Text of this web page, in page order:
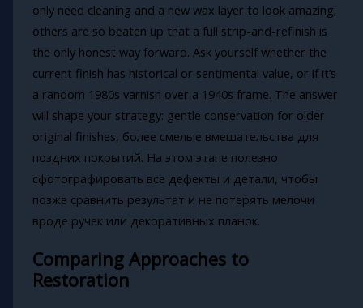
only need cleaning and a new wax layer to look amazing;
others are so beaten up that a full strip-and-refinish is
the only honest way forward. Ask yourself whether the
current finish has historical or sentimental value, or if it’s
a random 1980s varnish over a 1940s frame. The answer
will shape your strategy: gentle conservation for older
original finishes, более смелые вмешательства для
поздних покрытий. На этом этапе полезно
сфотографировать все дефекты и детали, чтобы
позже сравнить результат и не потерять мелочи
вроде ручек или декоративных планок.
Comparing Approaches to
Restoration